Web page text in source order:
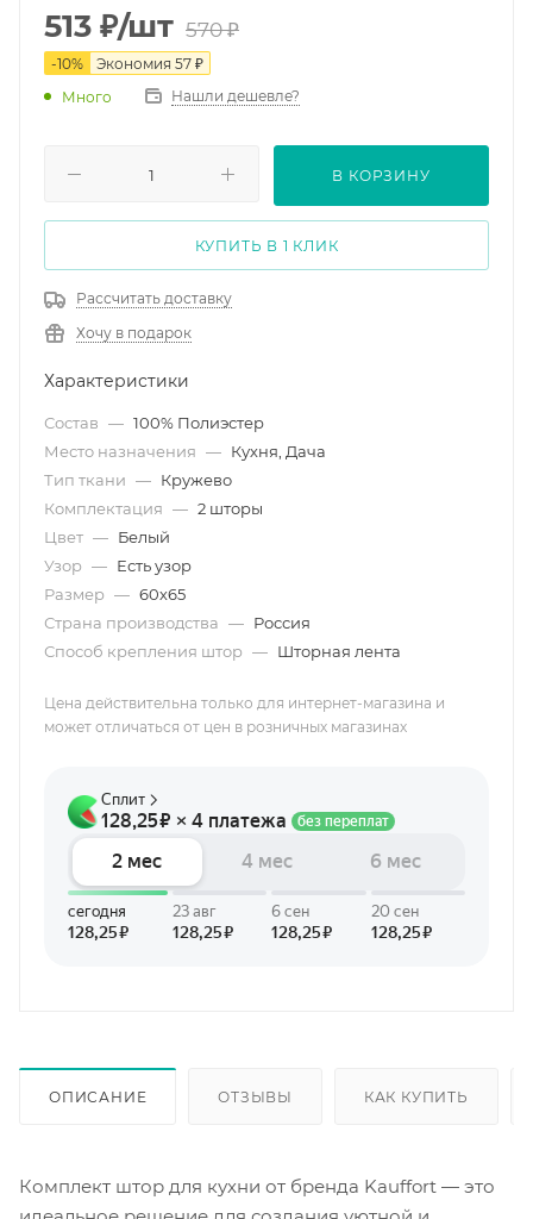
513 ₽/шт 570₽
-10% Экономия 57 ₽
Много
Нашли дешевле?
В КОРЗИНУ
КУПИТЬ В 1 КЛИК
Рассчитать доставку
Хочу в подарок
Характеристики
Состав — 100% Полиэстер
Место назначения — Кухня, Дача
Тип ткани — Кружево
Комплектация — 2 шторы
Цвет — Белый
Узор — Есть узор
Размер — 60х65
Страна производства — Россия
Способ крепления штор — Шторная лента
Цена действительна только для интернет-магазина и
может отличаться от цен в розничных магазинах
ОПИСАНИЕ ОТЗЫВЫ КАК КУПИТЬ
Комплект штор для кухни от бренда Kauffort — это